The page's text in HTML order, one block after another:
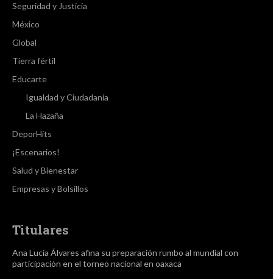
Seguridad y Justicia
México
Global
Tierra fértil
Educarte
Igualdad y Ciudadanía
La Hazaña
DeporHits
¡Escenarios!
Salud y Bienestar
Empresas y Bolsillos
Titulares
Ana Lucía Álvares afina su preparación rumbo al mundial con
participación en el torneo nacional en oaxaca